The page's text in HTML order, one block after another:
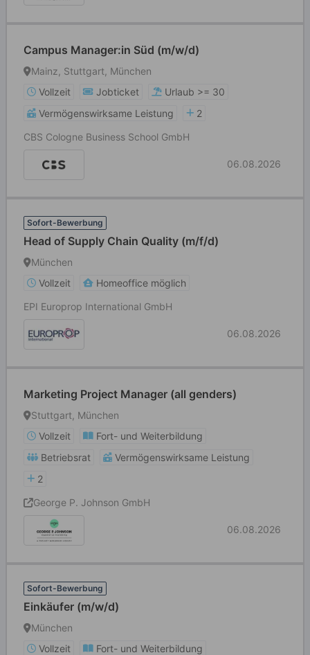
Campus Manager:in Süd (m/w/d)
Mainz, Stuttgart, München
Vollzeit
Jobticket
Urlaub >= 30
Vermögenswirksame Leistung
2
CBS Cologne Business School GmbH
06.08.2026
Sofort-Bewerbung
Head of Supply Chain Quality (m/f/d)
München
Vollzeit
Homeoffice möglich
EPI Europrop International GmbH
06.08.2026
Marketing Project Manager (all genders)
Stuttgart, München
Vollzeit
Fort- und Weiterbildung
Betriebsrat
Vermögenswirksame Leistung
2
George P. Johnson GmbH
06.08.2026
Sofort-Bewerbung
Einkäufer (m/w/d)
München
Vollzeit
Fort- und Weiterbildung